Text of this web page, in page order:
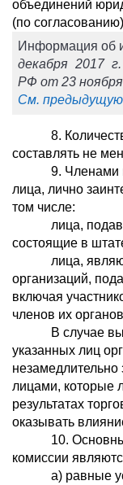
объединений
(по
Информация об
декабря 2017
РФ от 23 ноября
См.
8.
составлять не
9. Членами
лица, лично
том числе:
лица,
состоящие в
лица,
организаций,
включая
членов их
В случае
указанных лиц
лицами, которые
результатах
оказывать
10.
комиссии
а) равные